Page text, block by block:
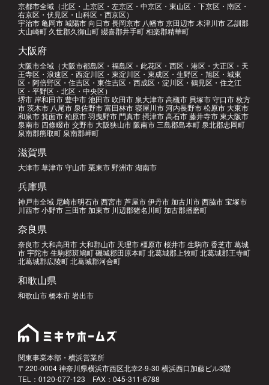
京都市全域（北区・上京区・左京区・中京区・東山区・下京区・南区・
右京区・伏見区・山科区・西京区）
宇治市 亀岡市 城陽市 向日市 長岡京市 八幡市 京田辺市 木津川市 乙訓郡
大山崎町 久世郡久御山町 綴喜郡井手町 相楽郡精華町
大阪府
大阪市全域（大阪市都島区・福島区・此花区・西区・港区・大正区・天
王寺区・浪速区・西淀川区・東淀川区・東成区・生野区・旭区・城東
区・阿倍野区・住吉区・東住吉区・西成区・淀川区・鶴見区・住之江
区・平野区・北区・中央区）
堺市 岸和田市 豊中市 池田市 吹田市 泉大津市 高槻市 貝塚市 守口市 枚方
市 茨木市 八尾市 泉佐野市 富田林市 寝屋川市 河内長野市 松原市 大東市
和泉市 箕面市 柏原市 羽曳野市 門真市 摂津市 高石市 藤井寺市 東大阪市
泉南市 四條畷市 交野市 大阪狭山市 阪南市 三島郡島本町 泉北郡忠岡町
泉南郡熊取町 泉南郡岬町
滋賀県
大津市 草津市 守山市 栗東市 野洲市 湖南市
兵庫県
神戸市全域 尼崎市明石市 西宮市 芦屋市 伊丹市 加古川市 西脇市 宝塚市
川西市 小野市 三田市 加東市 川辺郡猪名川町 加古郡播磨町
奈良県
奈良市 大和高田市 大和郡山市 天理市 橿原市 桜井市 生駒市 香芝市 葛城
市 宇陀市 生駒郡斑鳩町 磯城郡田原本町 北葛城郡上牧町 北葛城郡王寺町
北葛城郡広陵町 北葛城郡河合町
和歌山県
和歌山市 橋本市 岩出市
関東事業本部・横浜営業所
〒220-0004 神奈川県横浜市西区北幸2-9-30 横浜西口加藤ビル3階
TEL：0120-077-123 FAX：045-311-6788